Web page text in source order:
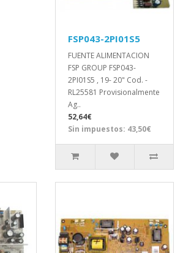
FSP043-2PI01S5
FUENTE ALIMENTACION
FSP GROUP FSP043-
2PI01S5 , 19- 20" Cod. -
RL25581 Provisionalmente
Ag..
52,64€
Sin impuestos: 43,50€